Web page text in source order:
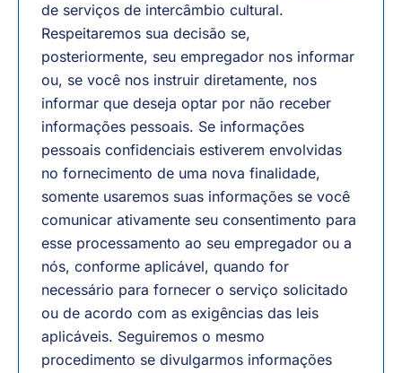
de serviços de intercâmbio cultural.
Respeitaremos sua decisão se,
posteriormente, seu empregador nos informar
ou, se você nos instruir diretamente, nos
informar que deseja optar por não receber
informações pessoais. Se informações
pessoais confidenciais estiverem envolvidas
no fornecimento de uma nova finalidade,
somente usaremos suas informações se você
comunicar ativamente seu consentimento para
esse processamento ao seu empregador ou a
nós, conforme aplicável, quando for
necessário para fornecer o serviço solicitado
ou de acordo com as exigências das leis
aplicáveis. Seguiremos o mesmo
procedimento se divulgarmos informações